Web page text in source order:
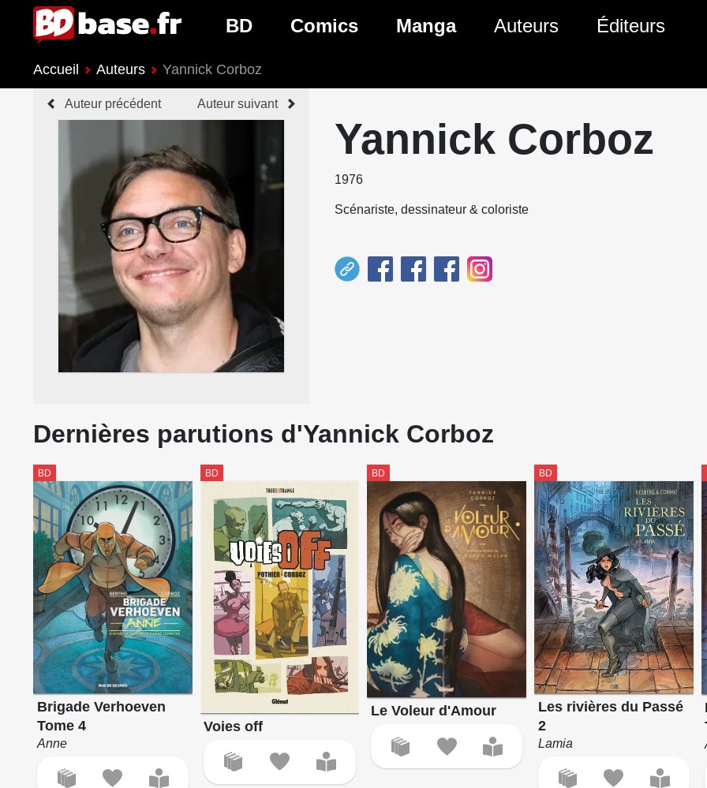
BD
Nouveautés BD
Prochaines sorties BD
Genres BD
Comics
Genres Comics
Manga
Genres Manga
Auteurs Éditeurs
Accueil Auteurs Yannick Corboz
Auteur précédent Auteur suivant
Yannick Corboz
1976
Scénariste, dessinateur & coloriste
Dernières parutions d'Yannick Corboz
BD
Brigade Verhoeven
Tome 4
Anne
BD
Voies off
BD
Le Voleur d'Amour
BD
Les rivières du Passé
2
Lamia